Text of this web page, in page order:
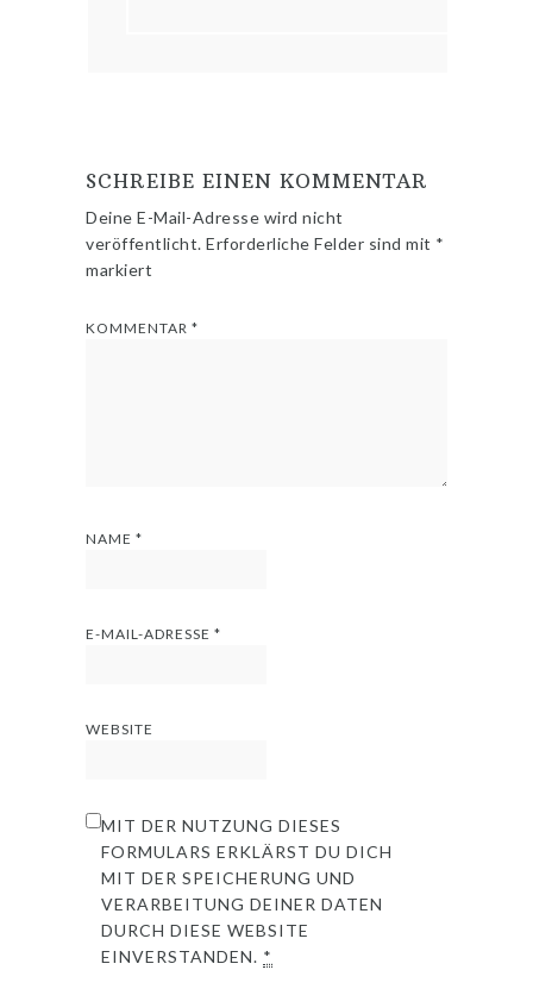
SCHREIBE EINEN KOMMENTAR
Deine E-Mail-Adresse wird nicht
veröffentlicht. Erforderliche Felder sind mit *
markiert
KOMMENTAR*
NAME*
E-MAIL-ADRESSE*
WEBSITE
MIT DER NUTZUNG DIESES
FORMULARS ERKLÄRST DU DICH
MIT DER SPEICHERUNG UND
VERARBEITUNG DEINER DATEN
DURCH DIESE WEBSITE
EINVERSTANDEN. *